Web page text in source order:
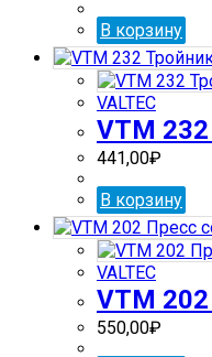
В корзину
VALTEC
VTM 232
441,00₽
В корзину
VALTEC
VTM 202
550,00₽